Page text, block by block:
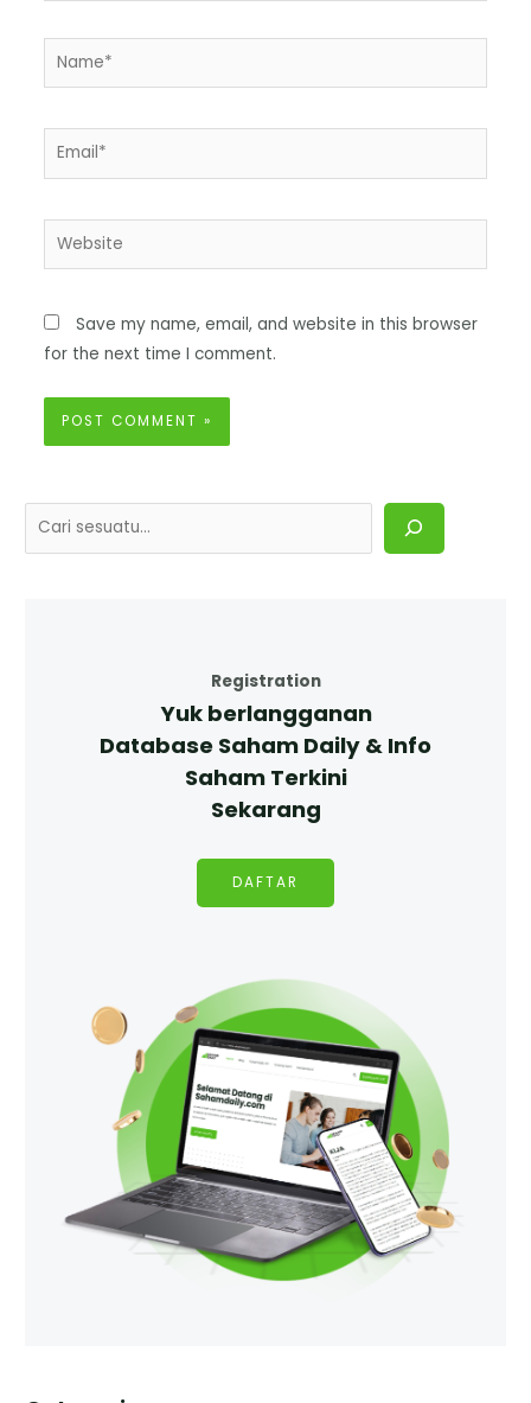
Save my name, email, and website in this browser
for the next time I comment.
Registration
Yuk berlangganan
Database Saham Daily & Info
Saham Terkini
Sekarang
DAFTAR